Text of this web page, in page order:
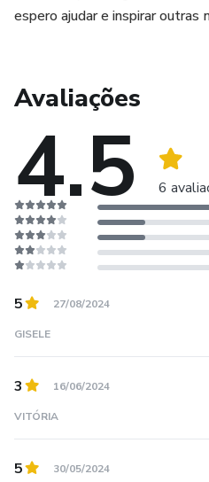
espero ajudar e inspirar outras
Avaliações
4.5 6
5 27/08/2024
GISELE
3 16/06/2024
VITÓRIA
5 30/05/2024